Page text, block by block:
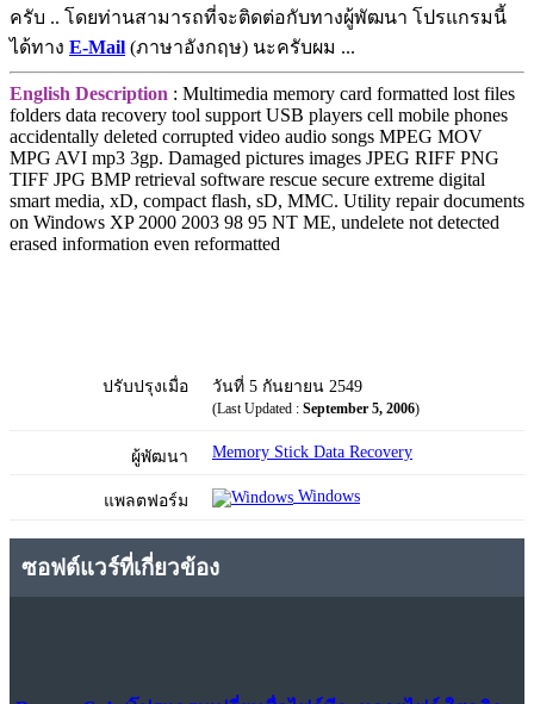
ครับ .. โดยท่านสามารถที่จะติดต่อกับทางผู้พัฒนา โปรแกรมนี้
ได้ทาง E-Mail (ภาษาอังกฤษ) นะครับผม ...
English Description : Multimedia memory card formatted lost files
folders data recovery tool support USB players cell mobile phones
accidentally deleted corrupted video audio songs MPEG MOV
MPG AVI mp3 3gp. Damaged pictures images JPEG RIFF PNG
TIFF JPG BMP retrieval software rescue secure extreme digital
smart media, xD, compact flash, sD, MMC. Utility repair documents
on Windows XP 2000 2003 98 95 NT ME, undelete not detected
erased information even reformatted
ปรับปรุงเมื่อ วันที่ 5 กันยายน 2549
(Last Updated : September 5, 2006)
ผู้พัฒนา Memory Stick Data Recovery
แพลตฟอร์ม Windows
ซอฟต์แวร์ที่เกี่ยวข้อง